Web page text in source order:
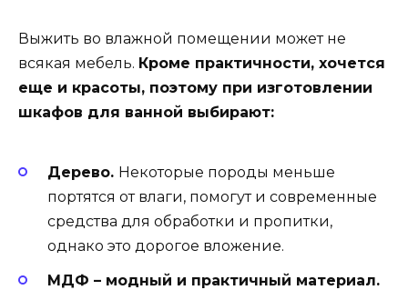
Выжить во влажной помещении может не
всякая мебель. Кроме практичности, хочется
еще и красоты, поэтому при изготовлении
шкафов для ванной выбирают:
Дерево. Некоторые породы меньше
портятся от влаги, помогут и современные
средства для обработки и пропитки,
однако это дорогое вложение.
МДФ – модный и практичный материал.